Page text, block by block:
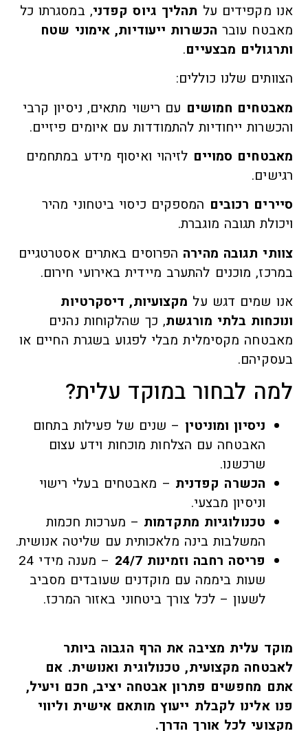
אנו מקפידים על תהליך גיוס קפדני, במסגרתו כל
מאבטח עובר הכשרות ייעודיות, אימוני שטח
ותרגולים מבצעיים.
הצוותים שלנו כוללים:
מאבטחים חמושים עם רישוי מתאים, ניסיון קרבי
והכשרות ייחודיות להתמודדות עם איומים פיזיים.
מאבטחים סמויים לזיהוי ואיסוף מידע במתחמים
רגישים.
סיירים רכובים המספקים כיסוי ביטחוני מהיר
ויכולת תגובה מוגברת.
צוותי תגובה מהירה הפרוסים באתרים אסטרטגיים
במרכז, מוכנים להתערב מיידית באירועי חירום.
אנו שמים דגש על מקצועיות, דיסקרטיות
ונוכחות בלתי מורגשת, כך שהלקוחות נהנים
מאבטחה מקסימלית מבלי לפגוע בשגרת החיים או
בעסקיהם.
למה לבחור במוקד עלית?
ניסיון ומוניטין – שנים של פעילות בתחום
האבטחה עם הצלחות מוכחות וידע עצום
שרכשנו.
הכשרה קפדנית – מאבטחים בעלי רישוי
וניסיון מבצעי.
טכנולוגיות מתקדמות – מערכות חכמות
המשלבות בינה מלאכותית עם שליטה אנושית.
פריסה רחבה וזמינות 24/7
– מענה מידי 24
שעות ביממה עם מוקדנים שעובדים מסביב
לשעון – לכל צורך ביטחוני באזור המרכז.
מוקד עלית מציבה את הרף הגבוה ביותר
לאבטחה מקצועית, טכנולוגית ואנושית. אם
אתם מחפשים פתרון אבטחה יציב, חכם ויעיל,
פנו אלינו לקבלת ייעוץ מותאם אישית וליווי
מקצועי לכל אורך הדרך.